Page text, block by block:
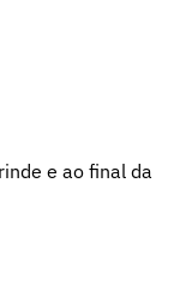
e ao final da